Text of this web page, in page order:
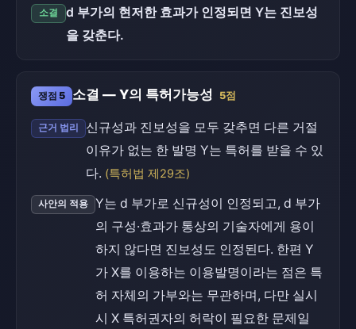
소결
d 부가의 현저한 효과가 인정되면 Y는 진보성
을 갖춘다.
쟁점 5 소결 — Y의 특허가능성 5점
근거 법리
신규성과 진보성을 모두 갖추면 다른 거절
이유가 없는 한 발명 Y는 특허를 받을 수 있
다. (특허법 제29조)
사안의 적용
Y는 d 부가로 신규성이 인정되고, d 부가
의 구성·효과가 통상의 기술자에게 용이
하지 않다면 진보성도 인정된다. 한편 Y
가 X를 이용하는 이용발명이라는 점은 특
허 자체의 가부와는 무관하며, 다만 실시
시 X 특허권자의 허락이 필요한 문제일